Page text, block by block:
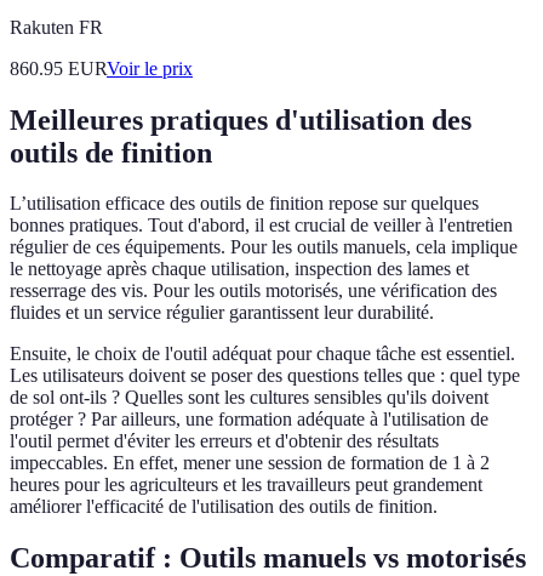
Rakuten FR
860.95 EURVoir le prix
Meilleures pratiques d'utilisation des
outils de finition
L’utilisation efficace des outils de finition repose sur quelques
bonnes pratiques. Tout d'abord, il est crucial de veiller à l'entretien
régulier de ces équipements. Pour les outils manuels, cela implique
le nettoyage après chaque utilisation, inspection des lames et
resserrage des vis. Pour les outils motorisés, une vérification des
fluides et un service régulier garantissent leur durabilité.
Ensuite, le choix de l'outil adéquat pour chaque tâche est essentiel.
Les utilisateurs doivent se poser des questions telles que : quel type
de sol ont-ils ? Quelles sont les cultures sensibles qu'ils doivent
protéger ? Par ailleurs, une formation adéquate à l'utilisation de
l'outil permet d'éviter les erreurs et d'obtenir des résultats
impeccables. En effet, mener une session de formation de 1 à 2
heures pour les agriculteurs et les travailleurs peut grandement
améliorer l'efficacité de l'utilisation des outils de finition.
Comparatif : Outils manuels vs motorisés